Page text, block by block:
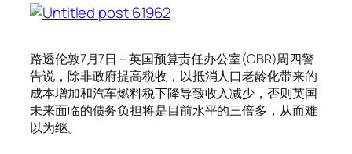
路透伦敦7月7日 – 英国预算责任办公室(OBR)周四警
告说，除非政府提高税收，以抵消人口老龄化带来的
成本增加和汽车燃料税下降导致收入减少，否则英国
未来面临的债务负担将是目前水平的三倍多，从而难
以为继。